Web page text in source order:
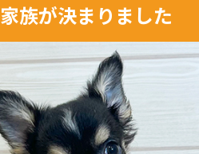
家族が決まりました